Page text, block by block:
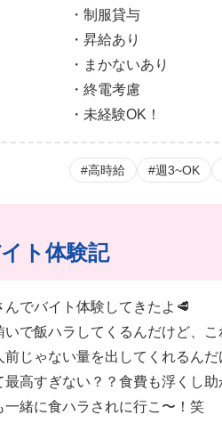
・制服貸与
・昇給あり
・まかないあり
・終電考慮
・未経験OK！
#高時給 #週3~OK
ト体験記
んでバイト体験してきたよ🥩
いで飯ハラしてくるんだけど、
前じゃない量を出してくれるん
最高すぎない？？食費も浮くし
一緒に食ハラされに行こ〜！笑